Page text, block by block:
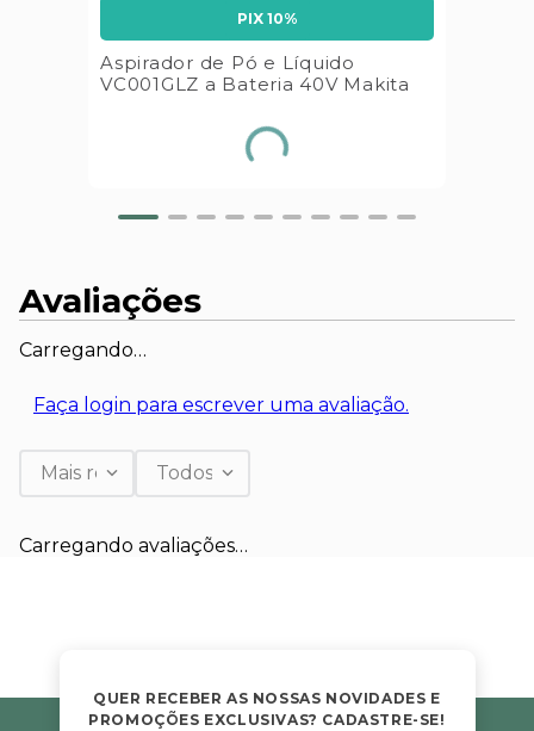
PIX 10%
Aspirador de Pó e Líquido
VC001GLZ a Bateria 40V Makita
Avaliações
Carregando…
Faça login para escrever uma avaliação.
Mais recentesTodos
Carregando avaliações…
QUER RECEBER AS NOSSAS NOVIDADES E
PROMOÇÕES EXCLUSIVAS? CADASTRE-SE!